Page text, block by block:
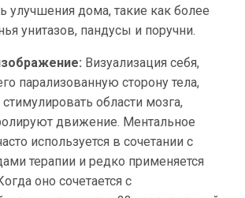
улучшения дома, такие как более
унитазов, пандусы и поручни.
Визуализация себя,
парализованную сторону тела,
области мозга,
движение. Ментальное
используется в сочетании с
терапии и редко применяется
оно сочетается с